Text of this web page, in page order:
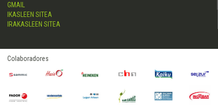
GMAIL
IKASLEEN SITEA
IRAKASLEEN SITEA
Colaboradores